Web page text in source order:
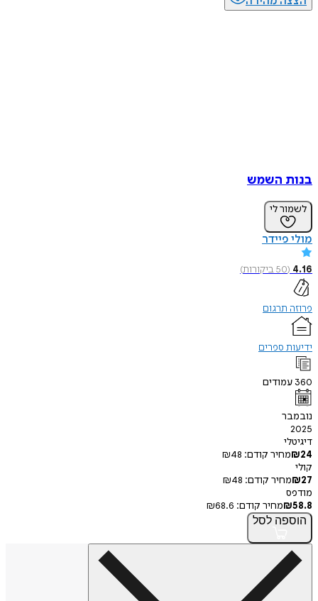
השמש
לי
50ביקורות)
תרגום
ספרים
קודם:
₪48
קודם: ₪48
מחיר קודם: ₪68.6
לסל